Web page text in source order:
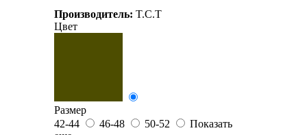
Производитель: T.C.T
Цвет
Размер
42-44
46-48 50-52
Показать